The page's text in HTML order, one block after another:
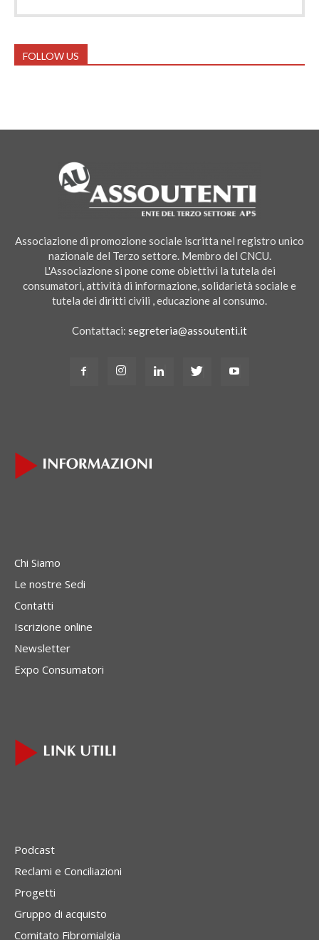
FOLLOW US
Associazione di promozione sociale iscritta nel registro unico
nazionale del Terzo settore. Membro del CNCU.
L'Associazione si pone come obiettivi la tutela dei
consumatori, attività di informazione, solidarietà sociale e
tutela dei diritti civili , educazione al consumo.
Contattaci: segreteria@assoutenti.it
Chi Siamo
Le nostre Sedi
Contatti
Iscrizione online
Newsletter
Expo Consumatori
Podcast
Reclami e Conciliazioni
Progetti
Gruppo di acquisto
Comitato Fibromialgia